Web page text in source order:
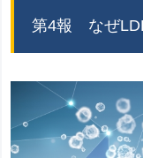
第4報 なぜ